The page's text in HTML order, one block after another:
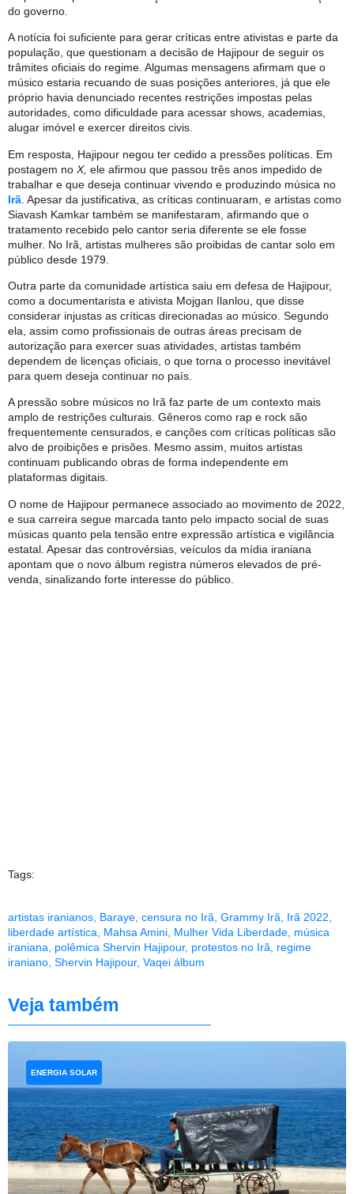
do governo.
A notícia foi suficiente para gerar críticas entre ativistas e parte da
população, que questionam a decisão de Hajipour de seguir os
trâmites oficiais do regime. Algumas mensagens afirmam que o
músico estaria recuando de suas posições anteriores, já que ele
próprio havia denunciado recentes restrições impostas pelas
autoridades, como dificuldade para acessar shows, academias,
alugar imóvel e exercer direitos civis.
Em resposta, Hajipour negou ter cedido a pressões políticas. Em
postagem no X, ele afirmou que passou três anos impedido de
trabalhar e que deseja continuar vivendo e produzindo música no
Irã . Apesar da justificativa, as críticas continuaram, e artistas como
Siavash Kamkar também se manifestaram, afirmando que o
tratamento recebido pelo cantor seria diferente se ele fosse
mulher. No Irã, artistas mulheres são proibidas de cantar solo em
público desde 1979.
Outra parte da comunidade artística saiu em defesa de Hajipour,
como a documentarista e ativista Mojgan Ilanlou, que disse
considerar injustas as críticas direcionadas ao músico. Segundo
ela, assim como profissionais de outras áreas precisam de
autorização para exercer suas atividades, artistas também
dependem de licenças oficiais, o que torna o processo inevitável
para quem deseja continuar no país.
A pressão sobre músicos no Irã faz parte de um contexto mais
amplo de restrições culturais. Gêneros como rap e rock são
frequentemente censurados, e canções com críticas políticas são
alvo de proibições e prisões. Mesmo assim, muitos artistas
continuam publicando obras de forma independente em
plataformas digitais.
O nome de Hajipour permanece associado ao movimento de 2022,
e sua carreira segue marcada tanto pelo impacto social de suas
músicas quanto pela tensão entre expressão artística e vigilância
estatal. Apesar das controvérsias, veículos da mídia iraniana
apontam que o novo álbum registra números elevados de pré-
venda, sinalizando forte interesse do público.
Tags:
artistas iranianos Baraye censura no Irã Grammy Irã Irã 2022
liberdade artística
Mahsa Amini Mulher Vida Liberdade música
iraniana
polêmica Shervin Hajipour, protestos no Irã
regime
iraniano Shervin Hajipour, Vaqei álbum
Veja também
ENERGIA SOLAR